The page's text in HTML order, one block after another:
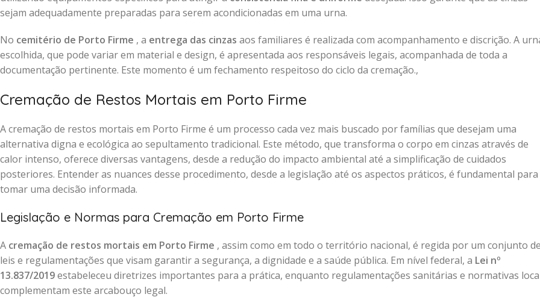
sejam adequadamente preparadas para serem acondicionadas em uma urna.
No cemitério de Porto Firme , a entrega das cinzas aos familiares é realizada com acompanhamento e discrição. A
escolhida, que pode variar em material e design, é apresentada aos responsáveis legais, acompanhada de toda a
documentação pertinente. Este momento é um fechamento respeitoso do ciclo da cremação.,
Cremação de Restos Mortais em Porto Firme
A cremação de restos mortais em Porto Firme é um processo cada vez mais buscado por famílias que desejam uma
alternativa digna e ecológica ao sepultamento tradicional. Este método, que transforma o corpo em cinzas através de
calor intenso, oferece diversas vantagens, desde a redução do impacto ambiental até a simplificação de cuidados
posteriores. Entender as nuances desse procedimento, desde a legislação até os aspectos práticos, é fundamental para
tomar uma decisão informada.
Legislação e Normas para Cremação em Porto Firme
A cremação de restos mortais em Porto Firme , assim como em todo o território nacional, é regida por um conjunto
leis e regulamentações que visam garantir a segurança, a dignidade e a saúde pública. Em nível federal, a Lei nº
13.837/2019estabeleceu diretrizes importantes para a prática, enquanto regulamentações sanitárias e normativas
complementam este arcabouço legal.